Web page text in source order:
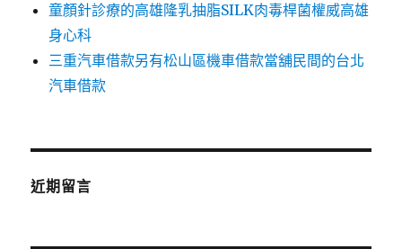
童顏針診療的高雄隆乳抽脂SILK肉毒桿菌權威高雄
身心科
三重汽車借款另有松山區機車借款當舖民間的台北
汽車借款
近期留言